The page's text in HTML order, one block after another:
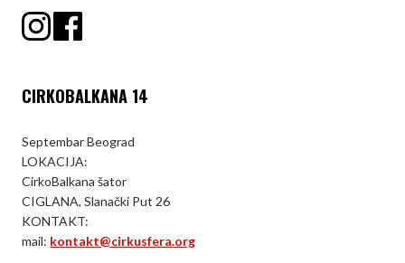
CIRKOBALKANA 14
Septembar Beograd
LOKACIJA:
CirkoBalkana šator
CIGLANA, Slanački Put 26
KONTAKT:
mail: kontakt@cirkusfera.org